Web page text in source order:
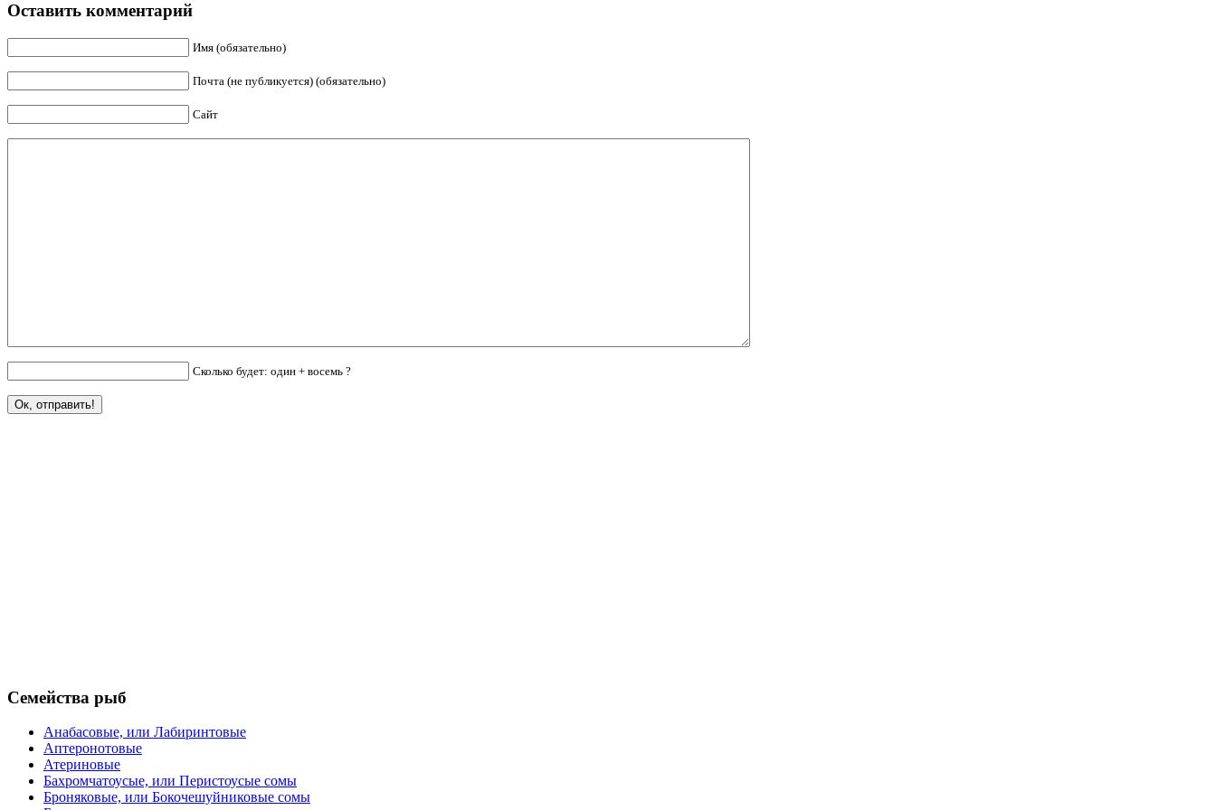
Оставить комментарий
Имя (обязательно)
Почта (не публикуется) (обязательно)
Сайт
Сколько будет: один + восемь ?
Семейства рыб
Анабасовые, или Лабиринтовые
Аптеронотовые
Атериновые
Бахромчатоусые, или Перистоусые сомы
Броняковые, или Бокочешуйниковые сомы